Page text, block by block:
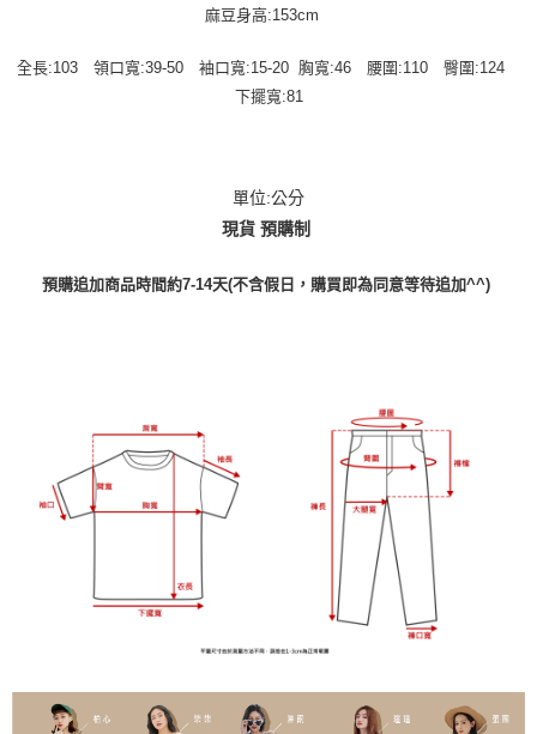
麻豆身高:153cm
全長:103 領口寬:39-50 袖口寬:15-20 胸寬:46 腰圍:110 臀圍:124
下擺寬:81
單位:公分
現貨 預購制
預購追加商品時間約7-14天(不含假日，購買即為同意等待追加^^)